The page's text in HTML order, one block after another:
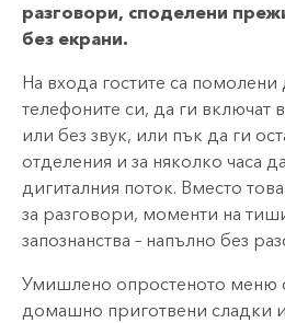
разговори, споделени
без екрани.
На входа гостите са помолени
телефоните си, да ги включат
или без звук, или пък да ги
отделения и за няколко часа
дигиталния поток. Вместо
за разговори, моменти на
запознанства – напълно без
Умишлено опростеното меню
домашно приготвени сладки